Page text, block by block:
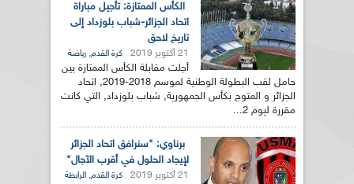
الكأس الممتازة: تأجيل مباراة
اتحاد الجزائر-شباب بلوزداد إلى
تاريخ لاحق
21 أكتوبر 2019 كرة القدم, رياضة
أجلت مقابلة الكأس الممتازة بين
حامل لقب البطولة الوطنية لموسم 2018-2019, اتحاد
الجزائر و المتوج بكأس الجمهورية, شباب بلوزداد, التي كانت
مقررة ليوم 2...
برناوي: "سنرافق اتحاد الجزائر
لإيجاد الحلول في أقرب الآجال"
21 أكتوبر 2019 كرة القدم, الرابطة